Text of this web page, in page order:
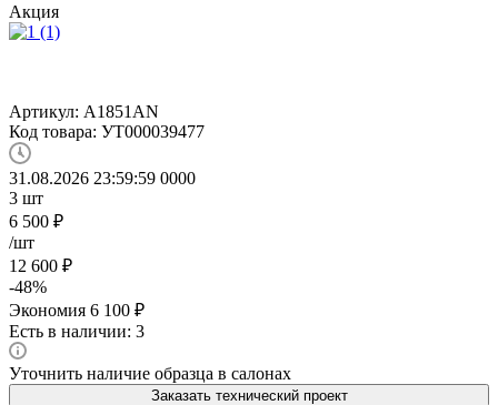
Акция
Артикул: A1851AN
Код товара: УТ000039477
31.08.2026 23:59:59 0000
3 шт
6 500 ₽
/шт
12 600 ₽
-48%
Экономия 6 100 ₽
Есть в наличии: 3
Уточнить наличие образца в салонах
Заказать технический проект